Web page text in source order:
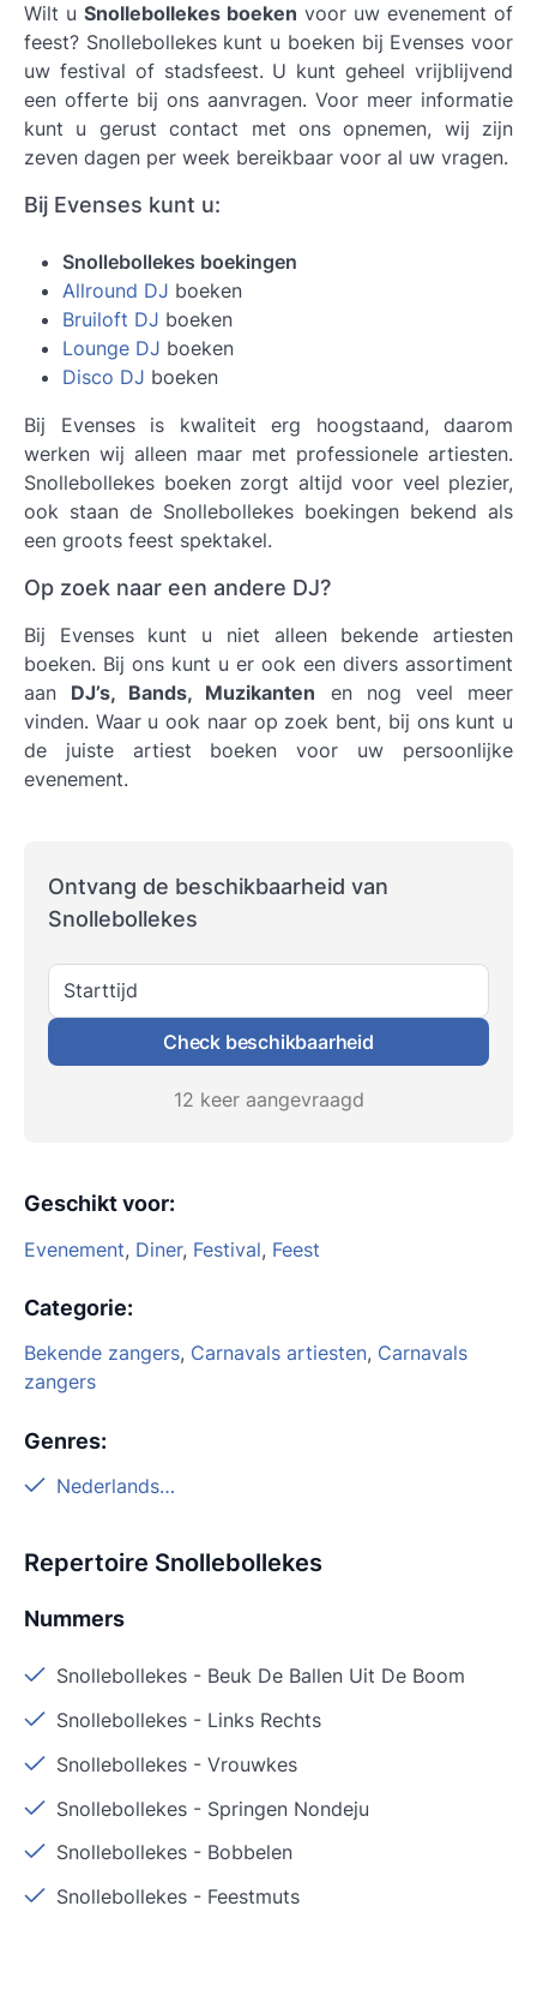
Wilt uSnollebollekes boeken voor uw evenement of
feest? Snollebollekes kunt u boeken bij Evenses voor
uw festival of stadsfeest. U kunt geheel vrijblijvend
een offerte bij ons aanvragen. Voor meer informatie
kunt u gerust contact met ons opnemen, wij zijn
zeven dagen per week bereikbaar voor al uw vragen.
Bij Evenses kunt u:
Snollebollekes boekingen
Allround DJ boeken
Bruiloft DJ boeken
Lounge DJ boeken
Disco DJ boeken
Bij Evenses is kwaliteit erg hoogstaand, daarom
werken wij alleen maar met professionele artiesten.
Snollebollekes boeken zorgt altijd voor veel plezier,
ook staan de Snollebollekes boekingen bekend als
een groots feest spektakel.
Op zoek naar een andere DJ?
Bij Evenses kunt u niet alleen bekende artiesten
boeken. Bij ons kunt u er ook een divers assortiment
aan DJ’s, Bands, Muzikanten en nog veel meer
vinden. Waar u ook naar op zoek bent, bij ons kunt u
de juiste artiest boeken voor uw persoonlijke
evenement.
Ontvang de beschikbaarheid van
Snollebollekes
Starttijd
Check beschikbaarheid
12 keer aangevraagd
Geschikt voor:
Evenement, Diner, Festival, Feest
Categorie:
Bekende zangers, Carnavals artiesten, Carnavals
zangers
Genres:
Nederlandstalig
Repertoire Snollebollekes
Nummers
Snollebollekes - Beuk De Ballen Uit De Boom
Snollebollekes - Links Rechts
Snollebollekes -Vrouwkes
Snollebollekes - Springen Nondeju
Snollebollekes - Bobbelen
Snollebollekes - Feestmuts